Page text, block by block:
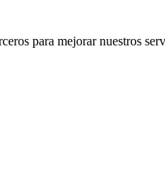
para mejorar nuestros